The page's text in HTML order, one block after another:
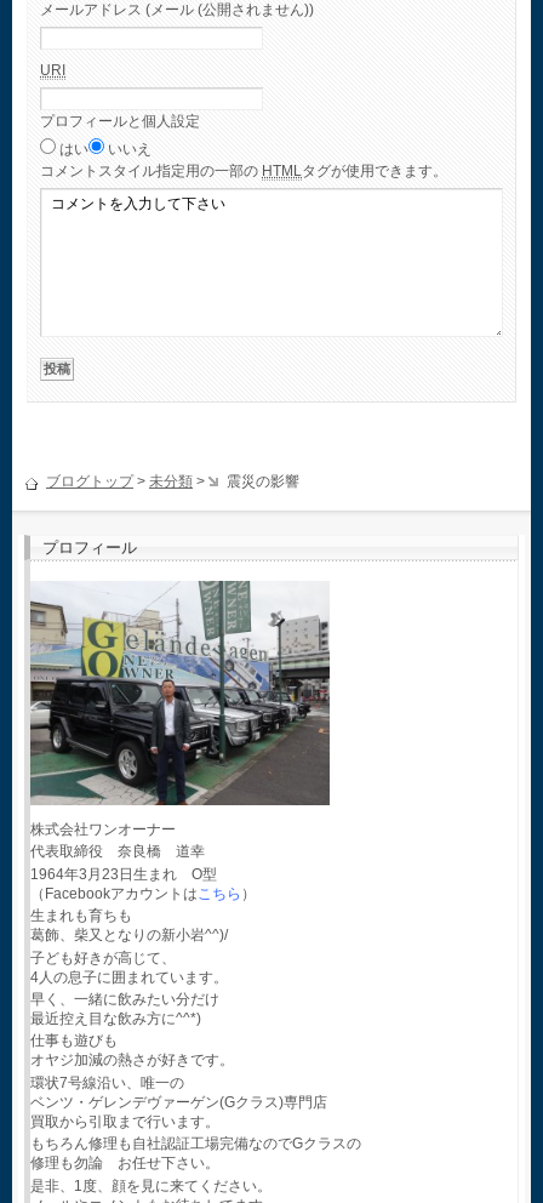
メールアドレス (メール (公開されません))
URI
プロフィールと個人設定
はい
いいえ
コメント スタイル指定用の一部の HTMLタグが使用できます。
ブログトップ> 未分類 > 震災の影響
プロフィール
株式会社ワンオーナー
代表取締役 奈良橋 道幸
1964年3月23日生まれ O型
（Facebookアカウントはこちら ）
生まれも育ちも
葛飾、柴又となりの新小岩^^)/
子ども好きが高じて、
4人の息子に囲まれています。
早く、一緒に飲みたい分だけ
最近控え目な飲み方に^^*)
仕事も遊びも
オヤジ加減の熱さが好きです。
環状7号線沿い、唯一の
ベンツ・ゲレンデヴァーゲン(Gクラス)専門店
買取から引取まで行います。
もちろん修理も自社認証工場完備なのでGクラスの
修理も勿論 お任せ下さい。
是非、1度、顔を見に来てください。